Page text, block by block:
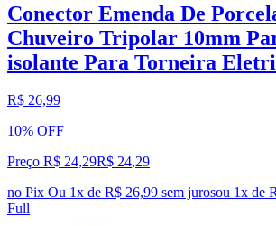
Conector Emenda De
Chuveiro Tripolar 10mm
isolante Para Torneira
R$ 26,99
10% OFF
Preço R$ 24,29R$ 24,29
no Pix Ou 1x de R$ 26,99 sem jurosou 1x de
Full